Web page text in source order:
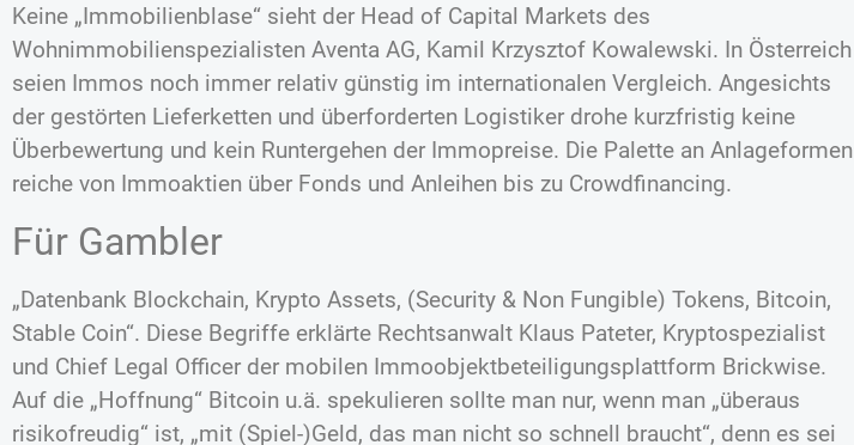
Keine „Immobilienblase“ sieht der Head of Capital Markets des
Wohnimmobilienspezialisten Aventa AG, Kamil Krzysztof Kowalewski. In Österreich
seien Immos noch immer relativ günstig im internationalen Vergleich. Angesichts
der gestörten Lieferketten und überforderten Logistiker drohe kurzfristig keine
Überbewertung und kein Runtergehen der Immopreise. Die Palette an Anlageformen
reiche von Immoaktien über Fonds und Anleihen bis zu Crowdfinancing.
Für Gambler
„Datenbank Blockchain, Krypto Assets, (Security & Non Fungible) Tokens, Bitcoin,
Stable Coin“. Diese Begriffe erklärte Rechtsanwalt Klaus Pateter, Kryptospezialist
und Chief Legal Officer der mobilen Immoobjektbeteiligungsplattform Brickwise.
Auf die „Hoffnung“ Bitcoin u.ä. spekulieren sollte man nur, wenn man „überaus
risikofreudig“ ist, „mit (Spiel-)Geld, das man nicht so schnell braucht“, denn es sei